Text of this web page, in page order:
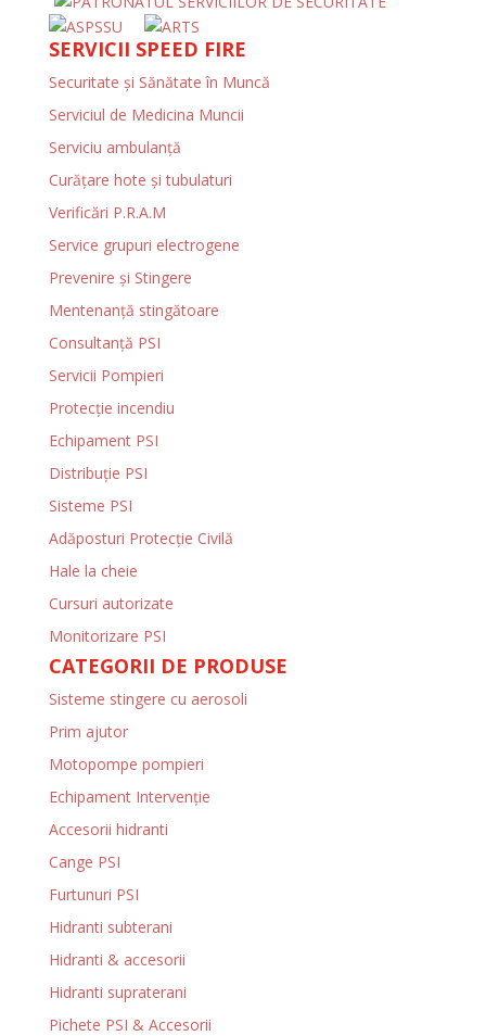
SERVICII SPEED FIRE
Securitate și Sănătate în Muncă
Serviciul de Medicina Muncii
Serviciu ambulanță
Curățare hote și tubulaturi
Verificări P.R.A.M
Service grupuri electrogene
Prevenire şi Stingere
Mentenanţă stingătoare
Consultanţă PSI
Servicii Pompieri
Protecţie incendiu
Echipament PSI
Distribuţie PSI
Sisteme PSI
Adăposturi Protecție Civilă
Hale la cheie
Cursuri autorizate
Monitorizare PSI
CATEGORII DE PRODUSE
Sisteme stingere cu aerosoli
Prim ajutor
Motopompe pompieri
Echipament Intervenție
Accesorii hidranti
Cange PSI
Furtunuri PSI
Hidranti subterani
Hidranti & accesorii
Hidranti supraterani
Pichete PSI & Accesorii